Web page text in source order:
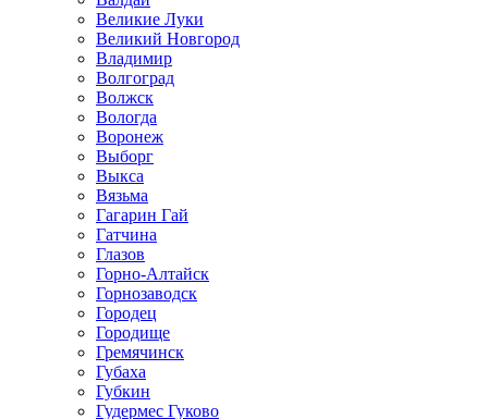
Великие Луки
Великий Новгород
Владимир
Волгоград
Волжск
Вологда
Воронеж
Выборг
Выкса
Вязьма
Гагарин Гай
Гатчина
Глазов
Горно-Алтайск
Горнозаводск
Городец
Городище
Гремячинск
Губаха
Губкин
Гудермес Гуково